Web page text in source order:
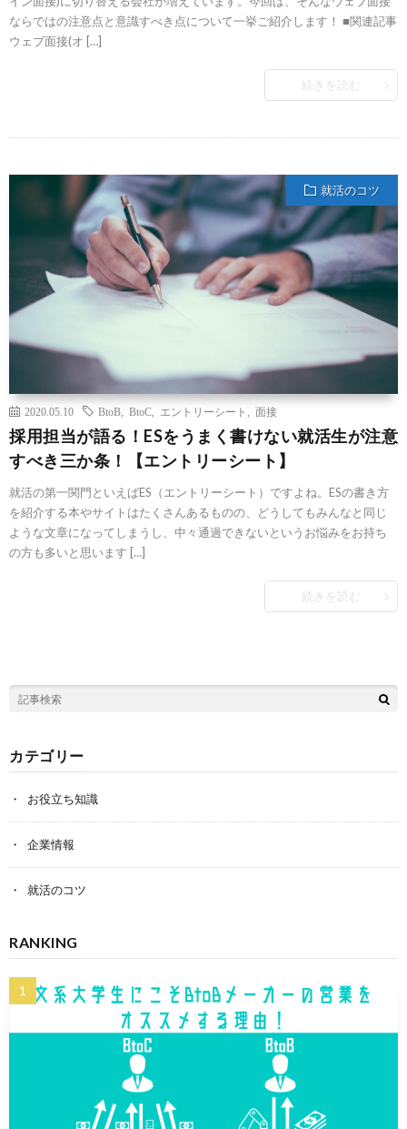
ならではの注意点と意識すべき点について一挙ご紹介します！ ■関連記事
ウェブ面接(オ […]
続きを読む
就活のコツ
2020.05.10 BtoB BtoC エントリーシート 面接
採用担当が語る！ESをうまく書けない就活生が注意
すべき三か条！【エントリーシート】
就活の第一関門といえばES（エントリーシート）ですよね。ESの書き方
を紹介する本やサイトはたくさんあるものの、どうしてもみんなと同じ
ような文章になってしまうし、中々通過できないというお悩みをお持ち
の方も多いと思います […]
続きを読む
カテゴリー
お役立ち知識
企業情報
就活のコツ
RANKING